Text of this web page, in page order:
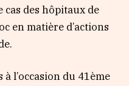
cas des hôpitaux de
en matière d’actions
l’occasion du 41ème